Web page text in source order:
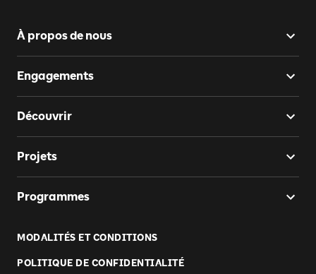
À propos de nous
Engagements
Découvrir
Projets
Programmes
MODALITÉS ET CONDITIONS
POLITIQUE DE CONFIDENTIALITÉ